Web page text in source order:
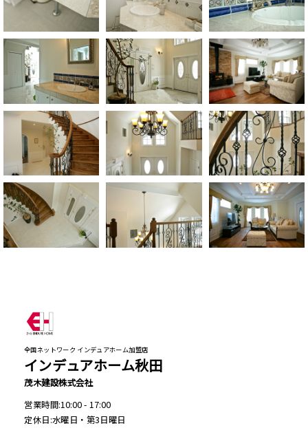
全国ネットワーク インデュアホーム加盟店
インデュアホーム秋田
茂木建設株式会社
営業時間:10:00 - 17:00
定休日:水曜日・第3日曜日